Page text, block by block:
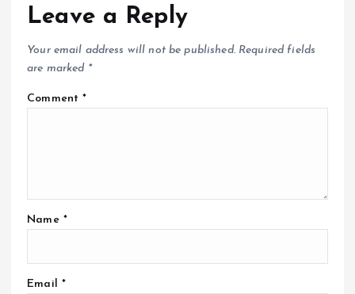
Leave a Reply
Your email address will not be published. Required fields
are marked *
Comment*
Name *
Email *